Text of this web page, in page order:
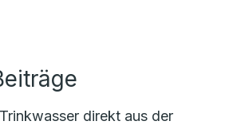
direkt aus der